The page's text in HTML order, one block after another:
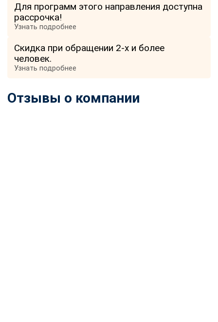
Для программ этого направления доступна
рассрочка!
Узнать подробнее
Скидка при обращении 2-х и более
человек.
Узнать подробнее
Отзывы о компании